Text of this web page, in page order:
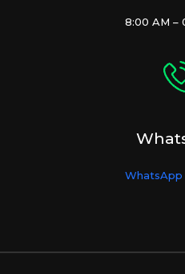
8:00 AM –
WhatsApp